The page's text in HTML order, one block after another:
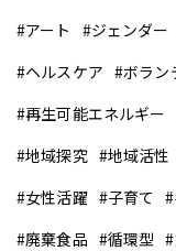
アート
ジェンダー
ヘルスケア
ボラン
再生可能エネルギー
地域探究
地域活性
女性活躍
子育て
廃棄食品
循環型